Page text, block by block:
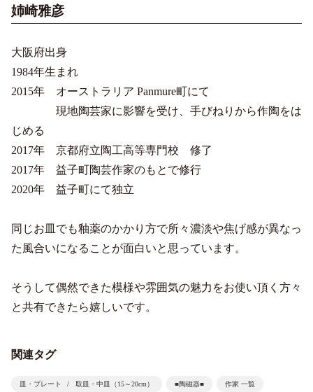
姉崎雅彦
大阪府出身
1984年生まれ
2015年 オーストラリア Panmure町にて
現地陶芸家に影響を受け、手びねりから作陶をは
じめる
2017年 京都府立陶工高等専門校 修了
2017年 益子町陶芸作家のもとで修行
2020年 益子町にて独立
同じお皿でも釉薬のかかり方で所々濃淡や焦げ感が異なっ
た風合いになることが面白いと思っています。
そうして偶然できた模様や雰囲気の魅力をお使い頂く方々
と共有できたら嬉しいです。
関連タグ
皿・プレート 取皿・中皿（15～20cm） ■陶磁器■ 作家 一覧